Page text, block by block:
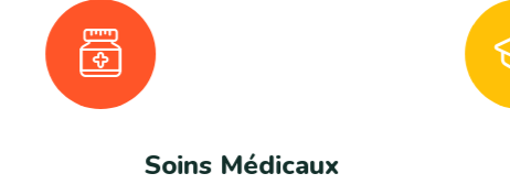
Éducation Des Enfants